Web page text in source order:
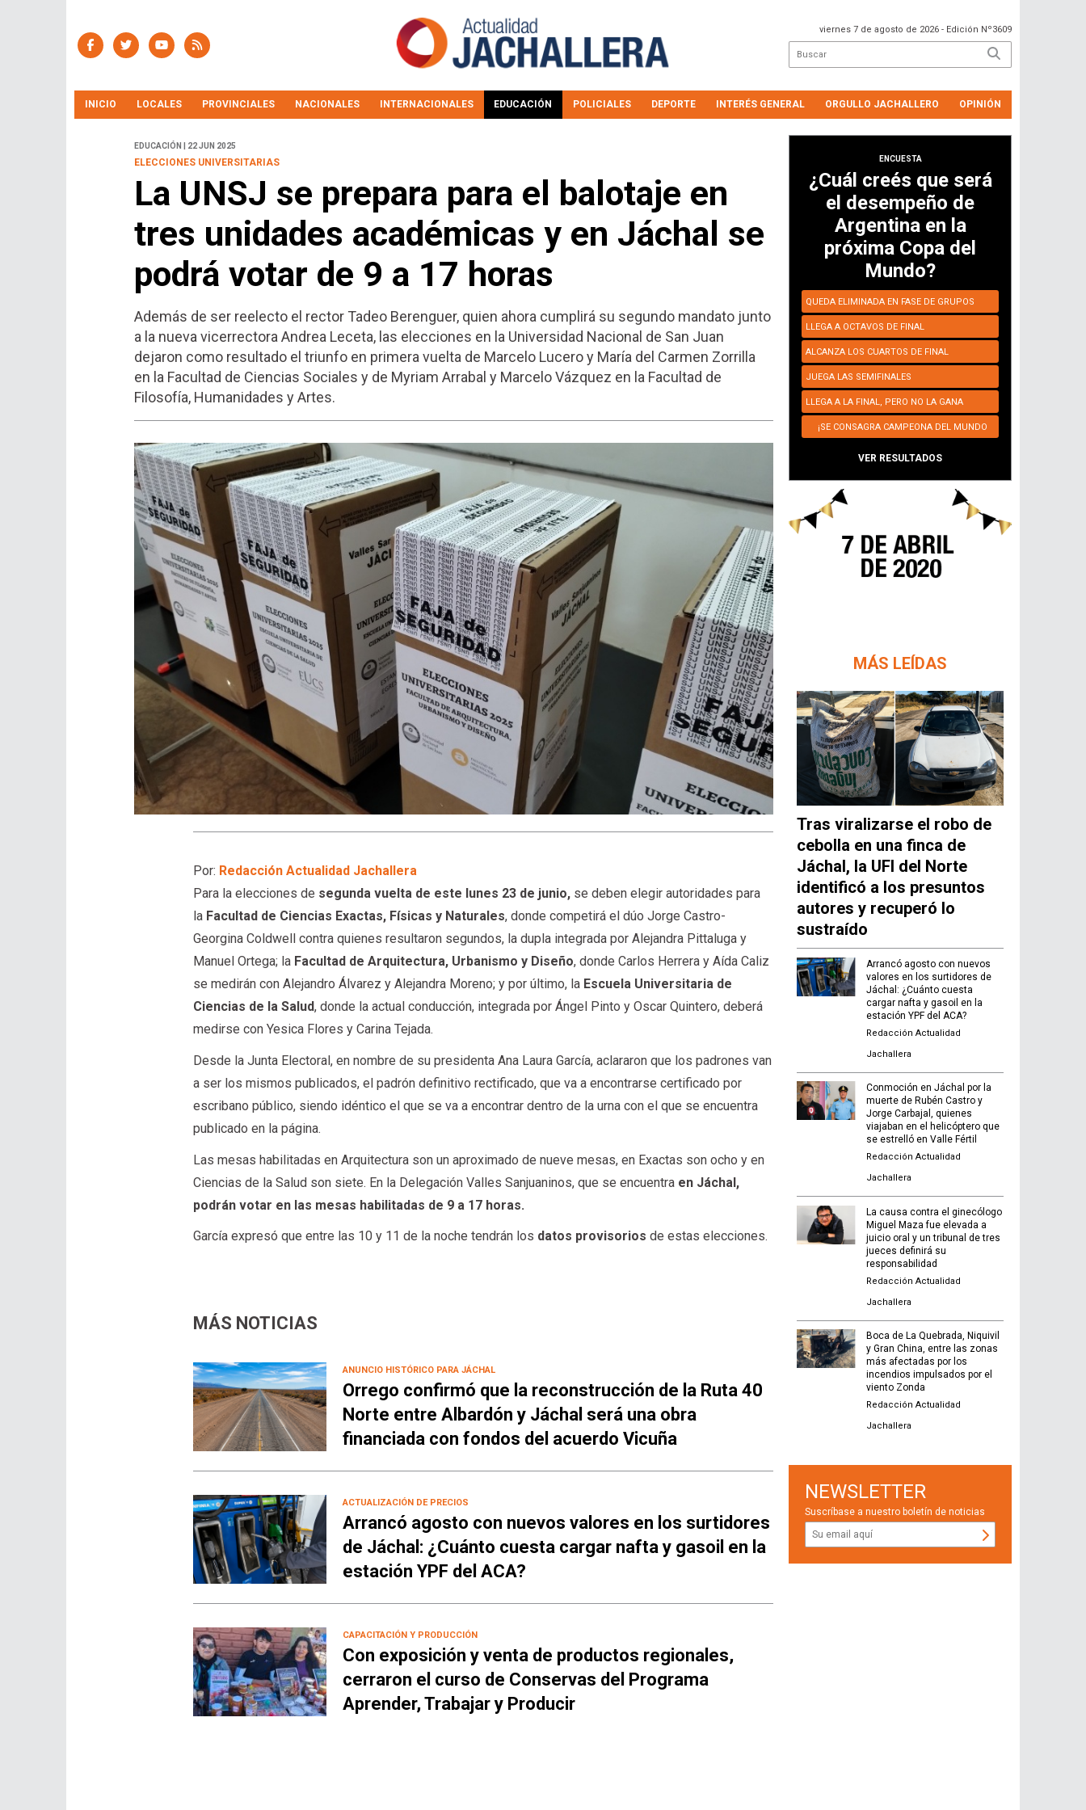
viernes 7 de agosto de 2026 - Edición Nº3609
INICIO LOCALES PROVINCIALES NACIONALES INTERNACIONALES EDUCACIÓN POLICIALES DEPORTE INTERÉS GENERAL ORGULLO JACHALLERO OPINIÓN
EDUCACIÓN | 22 JUN 2025
ELECCIONES UNIVERSITARIAS
La UNSJ se prepara para el balotaje en
tres unidades académicas y en Jáchal se
podrá votar de 9 a 17 horas
Además de ser reelecto el rector Tadeo Berenguer, quien ahora cumplirá su segundo mandato junto
a la nueva vicerrectora Andrea Leceta, las elecciones en la Universidad Nacional de San Juan
dejaron como resultado el triunfo en primera vuelta de Marcelo Lucero y María del Carmen Zorrilla
en la Facultad de Ciencias Sociales y de Myriam Arrabal y Marcelo Vázquez en la Facultad de
Filosofía, Humanidades y Artes.
Por: Redacción Actualidad Jachallera
Para la elecciones de segunda vuelta de este lunes 23 de junio, se deben elegir autoridades para
la Facultad de Ciencias Exactas, Físicas y Naturales, donde competirá el dúo Jorge Castro-
Georgina Coldwell contra quienes resultaron segundos, la dupla integrada por Alejandra Pittaluga y
Manuel Ortega; la Facultad de Arquitectura, Urbanismo y Diseño, donde Carlos Herrera y Aída Caliz
se medirán con Alejandro Álvarez y Alejandra Moreno; y por último, la Escuela Universitaria de
Ciencias de la Salud, donde la actual conducción, integrada por Ángel Pinto y Oscar Quintero, deberá
medirse con Yesica Flores y Carina Tejada.
Desde la Junta Electoral, en nombre de su presidenta Ana Laura García, aclararon que los padrones van
a ser los mismos publicados, el padrón definitivo rectificado, que va a encontrarse certificado por
escribano público, siendo idéntico el que se va a encontrar dentro de la urna con el que se encuentra
publicado en la página.
Las mesas habilitadas en Arquitectura son un aproximado de nueve mesas, en Exactas son ocho y en
Ciencias de la Salud son siete. En la Delegación Valles Sanjuaninos, que se encuentra en Jáchal,
podrán votar en las mesas habilitadas de 9 a 17 horas.
García expresó que entre las 10 y 11 de la noche tendrán los datos provisorios de estas elecciones.
MÁS NOTICIAS
ANUNCIO HISTÓRICO PARA JÁCHAL
Orrego confirmó que la reconstrucción de la Ruta 40
Norte entre Albardón y Jáchal será una obra
financiada con fondos del acuerdo Vicuña
ACTUALIZACIÓN DE PRECIOS
Arrancó agosto con nuevos valores en los surtidores
de Jáchal: ¿Cuánto cuesta cargar nafta y gasoil en la
estación YPF del ACA?
CAPACITACIÓN Y PRODUCCIÓN
Con exposición y venta de productos regionales,
cerraron el curso de Conservas del Programa
Aprender, Trabajar y Producir
ENCUESTA
¿Cuál creés que será
el desempeño de
Argentina en la
próxima Copa del
Mundo?
QUEDA ELIMINADA EN FASE DE GRUPOS
LLEGA A OCTAVOS DE FINAL
ALCANZA LOS CUARTOS DE FINAL
JUEGA LAS SEMIFINALES
LLEGA A LA FINAL, PERO NO LA GANA
¡SE CONSAGRA CAMPEONA DEL MUNDO
VER RESULTADOS
MÁS LEÍDAS
Tras viralizarse el robo de
cebolla en una finca de
Jáchal, la UFI del Norte
identificó a los presuntos
autores y recuperó lo
sustraído
Arrancó agosto con nuevos
valores en los surtidores de
Jáchal: ¿Cuánto cuesta
cargar nafta y gasoil en la
estación YPF del ACA?
Redacción Actualidad
Jachallera
Conmoción en Jáchal por la
muerte de Rubén Castro y
Jorge Carbajal, quienes
viajaban en el helicóptero que
se estrelló en Valle Fértil
Redacción Actualidad
Jachallera
La causa contra el ginecólogo
Miguel Maza fue elevada a
juicio oral y un tribunal de tres
jueces definirá su
responsabilidad
Redacción Actualidad
Jachallera
Boca de La Quebrada, Niquivil
y Gran China, entre las zonas
más afectadas por los
incendios impulsados por el
viento Zonda
Redacción Actualidad
Jachallera
NEWSLETTER
Suscríbase a nuestro boletín de noticias